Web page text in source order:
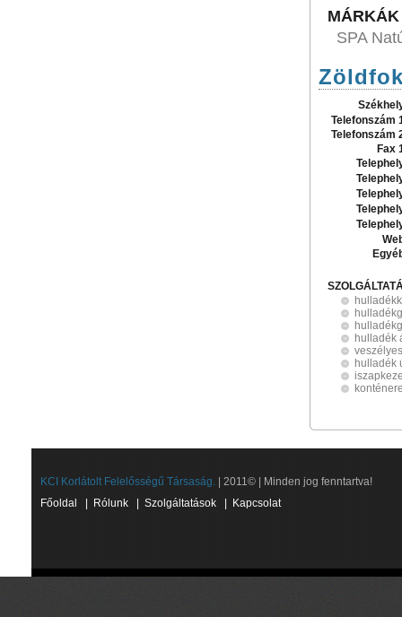
MÁRKÁK
SPA
Telefonszám
Telefonszám
Fax
hulladék
hulladék
KCI Korlátolt Felelősségű Társaság. | 2011© | Minden jog fenntartva!
Főoldal
Rólunk Szolgáltatások Kapcsolat